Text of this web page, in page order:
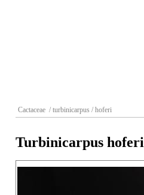
Cactaceae / turbinicarpus / hoferi
Turbinicarpus hoferi